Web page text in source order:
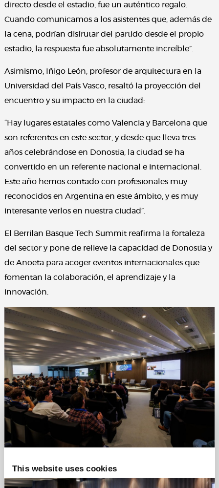
Consent Details About
This website uses cookies
We use cookies to personalise content and ads,
directo desde el estadio, fue un auténtico regalo.
Cuando comunicamos a los asistentes que, además de
la cena, podrían disfrutar del partido desde el propio
estadio, la respuesta fue absolutamente increíble”.
Asimismo, Iñigo León, profesor de arquitectura en la
Universidad del País Vasco, resaltó la proyección del
encuentro y su impacto en la ciudad:
“Hay lugares estatales como Valencia y Barcelona que
son referentes en este sector, y desde que lleva tres
años celebrándose en Donostia, la ciudad se ha
convertido en un referente nacional e internacional.
Este año hemos contado con profesionales muy
reconocidos en Argentina en este ámbito, y es muy
interesante verlos en nuestra ciudad”.
El Berrilan Basque Tech Summit reafirma la fortaleza
del sector y pone de relieve la capacidad de Donostia y
de Anoeta para acoger eventos internacionales que
fomentan la colaboración, el aprendizaje y la
innovación.